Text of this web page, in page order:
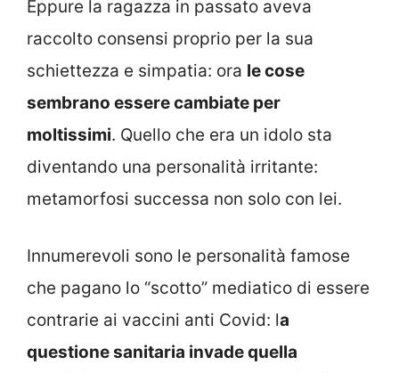
Eppure la ragazza in passato aveva
raccolto consensi proprio per la sua
schiettezza e simpatia: ora le cose
sembrano essere cambiate per
moltissimi. Quello che era un idolo sta
diventando una personalità irritante:
metamorfosi successa non solo con lei.
Innumerevoli sono le personalità famose
che pagano lo “scotto” mediatico di essere
contrarie ai vaccini anti Covid: la
questione sanitaria invade quella